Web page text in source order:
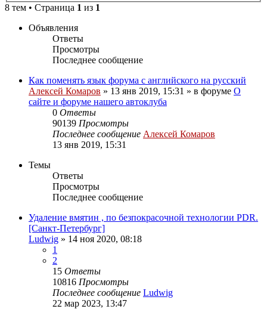
8 тем • Страница 1 из 1
Объявления
Ответы
Просмотры
Последнее сообщение
Как поменять язык форума с английского на русский
Алексей Комаров » 13 янв 2019, 15:31 » в форуме О
сайте и форуме нашего автоклуба
0 Ответы
90139 Просмотры
Последнее сообщение Алексей Комаров
13 янв 2019, 15:31
Темы
Ответы
Просмотры
Последнее сообщение
Удаление вмятин , по безпокрасочной технологии PDR.
[Санкт-Петербург]
Ludwig » 14 ноя 2020, 08:18
1
2
15 Ответы
10816 Просмотры
Последнее сообщение Ludwig
22 мар 2023, 13:47